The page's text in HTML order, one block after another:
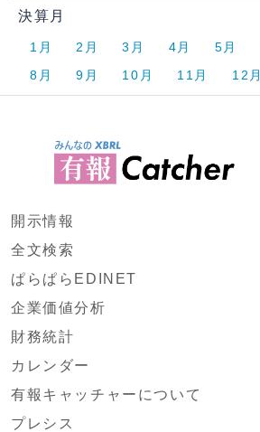
決算月
1月 2月 3月 4月 5月
8月
9月 10月 11月 12月
開示情報
全文検索
ぱらぱらEDINET
企業価値分析
財務統計
カレンダー
有報キャッチャーについて
プレシス